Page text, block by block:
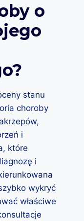
o
stanu
choroby
i
które
i
wykryć
właściwe